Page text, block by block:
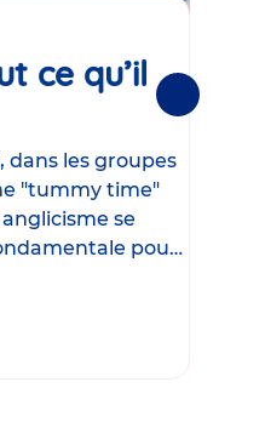
ce qu’il
dans les groupes
"tummy time"
se
pour
Suivantes